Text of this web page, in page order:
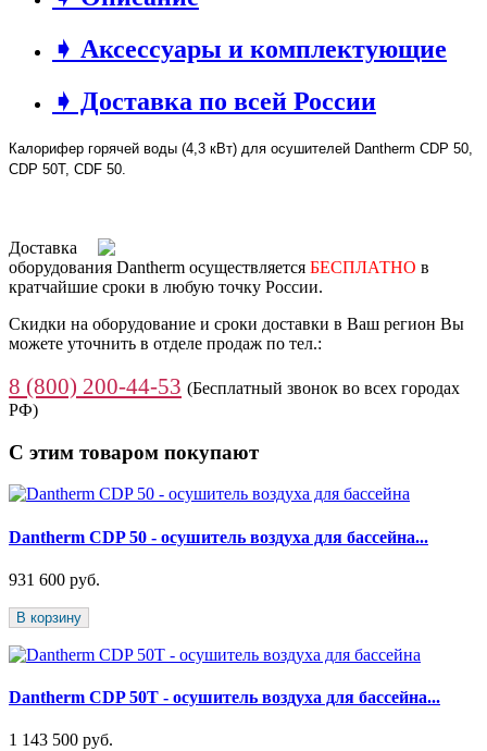
➧ Аксессуары и комплектующие
➧ Доставка по всей России
Калорифер горячей воды (4,3 кВт) для осушителей Dantherm CDP 50,
CDP 50T, CDF 50.
Доставка
оборудования Dantherm осуществляется БЕСПЛАТНО в
кратчайшие сроки в любую точку России.
Скидки на оборудование и сроки доставки в Ваш регион Вы
можете уточнить в отделе продаж по тел.:
8 (800) 200-44-53 (Бесплатный звонок во всех городах
РФ)
С этим товаром покупают
Dantherm CDP 50 - осушитель воздуха для бассейна...
931 600 руб.
В корзину
Dantherm CDP 50T - осушитель воздуха для бассейна...
1 143 500 руб.